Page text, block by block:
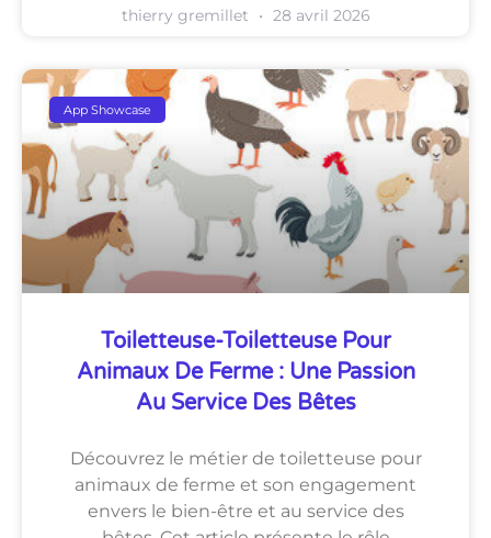
thierry gremillet 28 avril 2026
App Showcase
Toiletteuse-Toiletteuse Pour
Animaux De Ferme : Une Passion
Au Service Des Bêtes
Découvrez le métier de toiletteuse pour
animaux de ferme et son engagement
envers le bien-être et au service des